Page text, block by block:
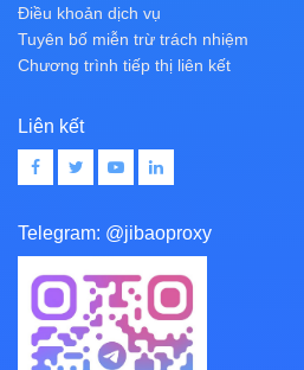
Điều khoản dịch vụ
Tuyên bố miễn trừ trách nhiệm
Chương trình tiếp thị liên kết
Liên kết
Telegram: @jibaoproxy